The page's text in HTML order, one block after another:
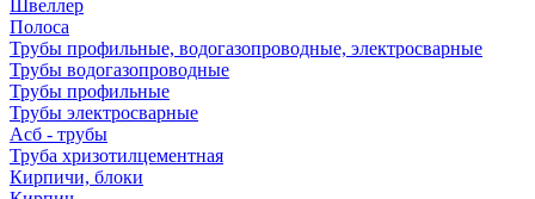
Швеллер
Полоса
Трубы профильные, водогазопроводные, электросварные
Трубы водогазопроводные
Трубы профильные
Трубы электросварные
Асб - трубы
Труба хризотилцементная
Кирпичи, блоки